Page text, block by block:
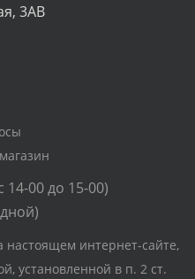
3АВ
14-00 до 15-00)
интернет-сайте,
установленной в п. 2 ст.